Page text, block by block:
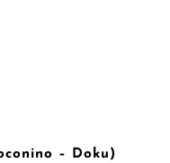
– Doku)